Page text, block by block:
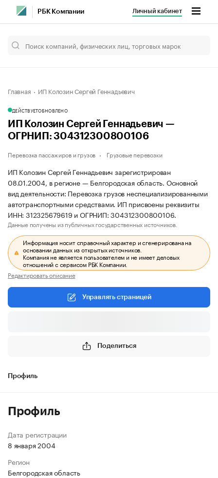
РБК Компании Личный кабинет
Главная ИП Колозин Сергей Геннадьевич
ДЕЙСТВУЕТОБНОВЛЕНО
ИП Колозин Сергей Геннадьевич —
ОГРНИП: 304312300800106
Перевозка пассажиров и грузов Грузовые перевозки
ИП Колозин Сергей Геннадьевич зарегистрирован
08.01.2004, в регионе — Белгородская область. Основной
вид деятельности: Перевозка грузов неспециализированными
автотранспортными средствами. ИП присвоены реквизиты
ИНН: 312325679619 и ОГРНИП: 304312300800106.
Данные получены из публичных государственных источников.
Информация носит справочный характер и сгенерирована на
основании данных из открытых источников.
Компания не является пользователем и не имеет деловых
отношений с сервисом РБК Компании.
Редактировать описание
Управлять страницей
Поделиться
Профиль
Профиль
Дата регистрации
8 января 2004
Регион
Белгородская область